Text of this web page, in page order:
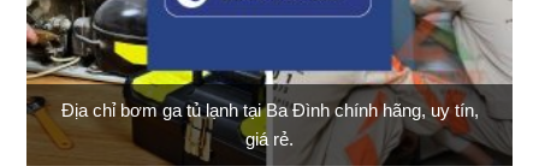
Địa chỉ bơm ga tủ lạnh tại Ba Đình chính hãng, uy tín,
giá rẻ.